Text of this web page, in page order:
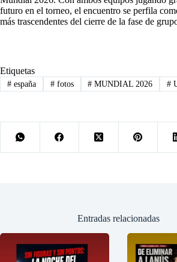
futuro en el torneo, el encuentro se perfila
más trascendentes del cierre de la fase de
Etiquetas
#españa #fotos # MUNDIAL 2026 #
Entradas relacionadas